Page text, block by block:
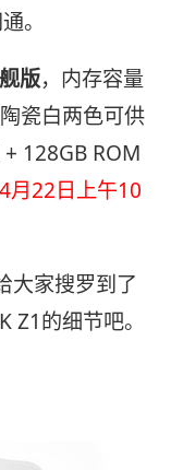
。
版，内存容量
瓷白两色可供
128GB ROM
月22日上午10
大家搜罗到了
Z1的细节吧。